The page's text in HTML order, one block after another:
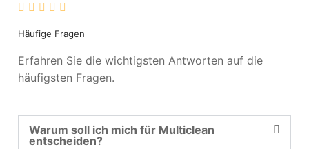
Häufige Fragen
Erfahren Sie die wichtigsten Antworten auf die
häufigsten Fragen.
Warum soll ich mich für Multiclean
entscheiden?